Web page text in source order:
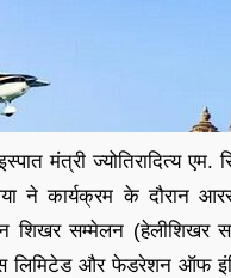
मंत्री ज्योतिरादित्य
ने कार्यक्रम के दौरान
शिखर सम्मेलन (हेलीशिखर
लिमिटेड और फेडरेशन ऑफ